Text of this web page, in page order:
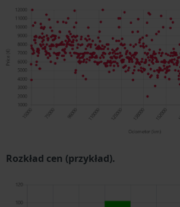
Rozkład cen (przykład).